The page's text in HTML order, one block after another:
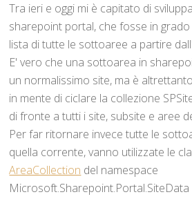
Tra ieri e oggi mi è capitato di
sharepoint portal, che fosse in
lista di tutte le sottoaree a partire
E' vero che una sottoarea in
un normalissimo site, ma è
in mente di ciclare la collezione
di fronte a tutti i site, subsite e aree
Per far ritornare invece tutte le
quella corrente, vanno utilizzate le
AreaCollection del namespace